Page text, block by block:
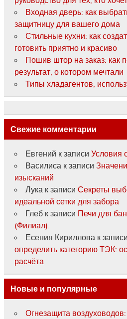
Входная дверь: как
защитницу для вашего дома
Стильные кухни: как
готовить приятно и красиво
Пошив штор на заказ: как
результат, о котором мечтали
Типы хладагентов,
Свежие комментарии
Евгений к записи Условия
Василиса к записи
изысканий
Лука к записи Секреты
идеальной сетки для забора
Глебк записи Печи для
(Филиал).
Есения Кириллова к записи
определить категорию ТЭК:
расчёта
Новые и популярные
Огнезащита